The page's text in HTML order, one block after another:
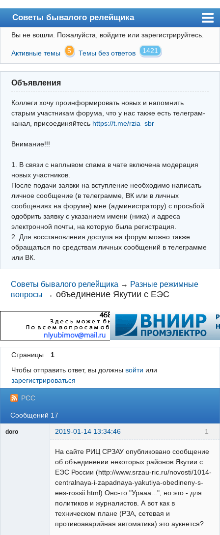
Советы бывалого релейщика
Форум
Правила
Поиск
Регистрация
Архив
Почта
Поиск релейщика
Видео РЗиА
Фотохостинг
Телеграм
Вы не вошли. Пожалуйста, войдите или зарегистрируйтесь.
Активные темы 5 Темы без ответов 1421
Объявления
Коллеги хочу проинформировать новых и напомнить
старым участникам форума, что у нас также есть телеграм-
канал, присоединяйтесь https://t.me/rzia_sbr
Внимание!!!
1. В связи с наплывом спама в чате включена модерация
новых участников.
После подачи заявки на вступление необходимо написать
личное сообщение (в телеграмме, ВК или в личных
сообщениях на форуме) мне (администратору) с просьбой
одобрить заявку с указанием имени (ника) и адреса
электронной почты, на которую была регистрация.
2. Для восстановления доступа на форум можно также
обращаться по средствам личных сообщений в телеграмме
или ВК.
Советы бывалого релейщика → Разные режимные
вопросы →объединение Якутии с ЕЭС
Страницы
1
Чтобы отправить ответ, вы должны войти или
зарегистрироваться
РСС
Сообщений 17
1
doro 2019-01-14 13:34:46
На сайте РИЦ СРЗАУ опубликовано сообщение
об объединении некоторых районов Якутии с
ЕЭС России (http://www.srzau-ric.ru/novosti/1014-
centralnaya-i-zapadnaya-yakutiya-obedineny-s-
ees-rossii.html) Оно-то "Урааа...", но это - для
политиков и журналистов. А вот как в
техническом плане (РЗА, сетевая и
противоаварийная автоматика) это аукнется?